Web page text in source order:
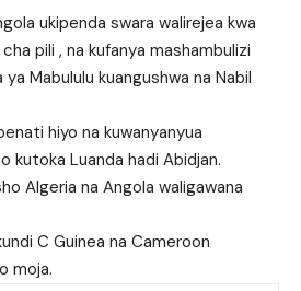
ukipenda swara walirejea kwa
pili , na kufanya mashambulizi
Mabululu kuangushwa na Nabil
hiyo na kuwanyanyua
kutoka Luanda hadi Abidjan.
Algeria na Angola waligawana
C Guinea na Cameroon
moja.